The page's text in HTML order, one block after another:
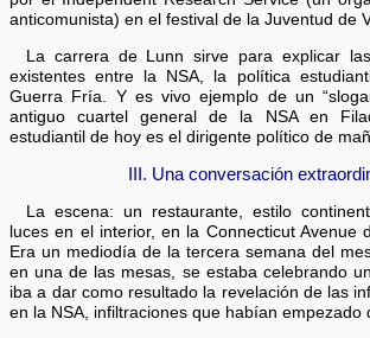
anticomunista) en el festival de la Juventud de
La carrera de Lunn sirve para explicar
existentes entre la NSA, la política
Guerra Fría. Y es vivo ejemplo de un
antiguo cuartel general de la NSA en
estudiantil de hoy es el dirigente político de
III. Una conversación
La escena: un restaurante, estilo
luces en el interior, en la Connecticut Avenue
Era un mediodía de la tercera semana del
en una de las mesas, se estaba celebrando
iba a dar como resultado la revelación de las
en la NSA, infiltraciones que habían empezado